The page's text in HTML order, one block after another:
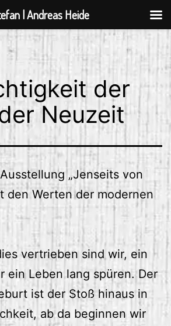
der
Neuzeit
„Jenseits von
den Werten der modernen
vertrieben sind wir, ein
ein Leben lang spüren. Der
ist der Stoß hinaus in
ab da beginnen wir
| Andreas Heide